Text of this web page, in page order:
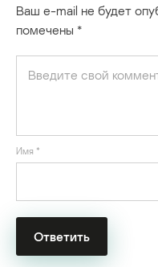
Ваш e-mail не будет
помечены *
Имя *